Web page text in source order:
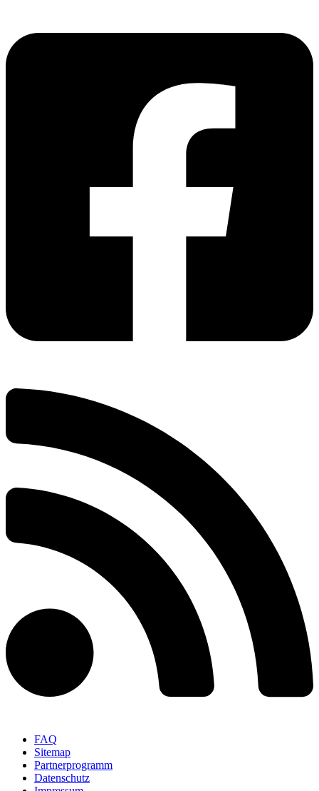
FAQ
Sitemap
Partnerprogramm
Datenschutz